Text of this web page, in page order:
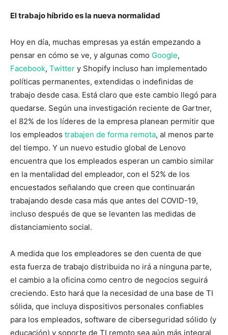
El trabajo híbrido es la nueva normalidad
Hoy en día, muchas empresas ya están empezando a
pensar en cómo se ve, y algunas como Google,
Facebook, Twitter y Shopify incluso han implementado
políticas permanentes, extendidas o indefinidas de
trabajo desde casa. Está claro que este cambio llegó para
quedarse. Según una investigación reciente de Gartner,
el 82% de los líderes de la empresa planean permitir que
los empleados trabajen de forma remota, al menos parte
del tiempo. Y un nuevo estudio global de Lenovo
encuentra que los empleados esperan un cambio similar
en la mentalidad del empleador, con el 52% de los
encuestados señalando que creen que continuarán
trabajando desde casa más que antes del COVID-19,
incluso después de que se levanten las medidas de
distanciamiento social.
A medida que los empleadores se den cuenta de que
esta fuerza de trabajo distribuida no irá a ninguna parte,
el cambio a la oficina como centro de negocios seguirá
creciendo. Esto hará que la necesidad de una base de TI
sólida, que incluya dispositivos personales confiables
para los empleados, software de ciberseguridad sólido (y
educación) y soporte de TI remoto sea aún más integral